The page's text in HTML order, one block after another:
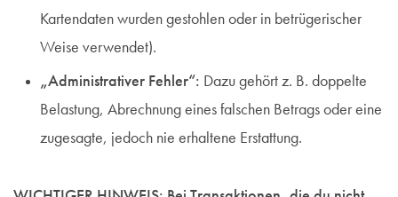
Kartendaten wurden gestohlen oder in betrügerischer
Weise verwendet).
„Administrativer Fehler“: Dazu gehört z. B. doppelte
Belastung, Abrechnung eines falschen Betrags oder eine
zugesagte, jedoch nie erhaltene Erstattung.